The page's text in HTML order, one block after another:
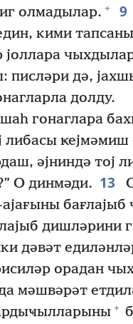
олмадылар. + 9
кими
јоллара
писләри дә,
долду.
гонаглара
либасы
әјниндә тој
О динмәди. 13
ајағыны
дишләрини
дәвәт
орадан
мәшвәрәт
+